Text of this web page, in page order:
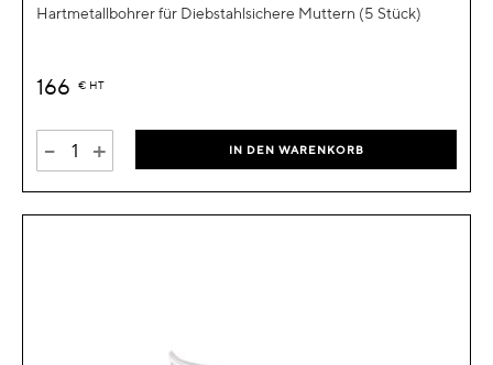
Hartmetallbohrer für Diebstahlsichere Muttern (5 Stück)
166 € HT
- + IN DEN WARENKORB